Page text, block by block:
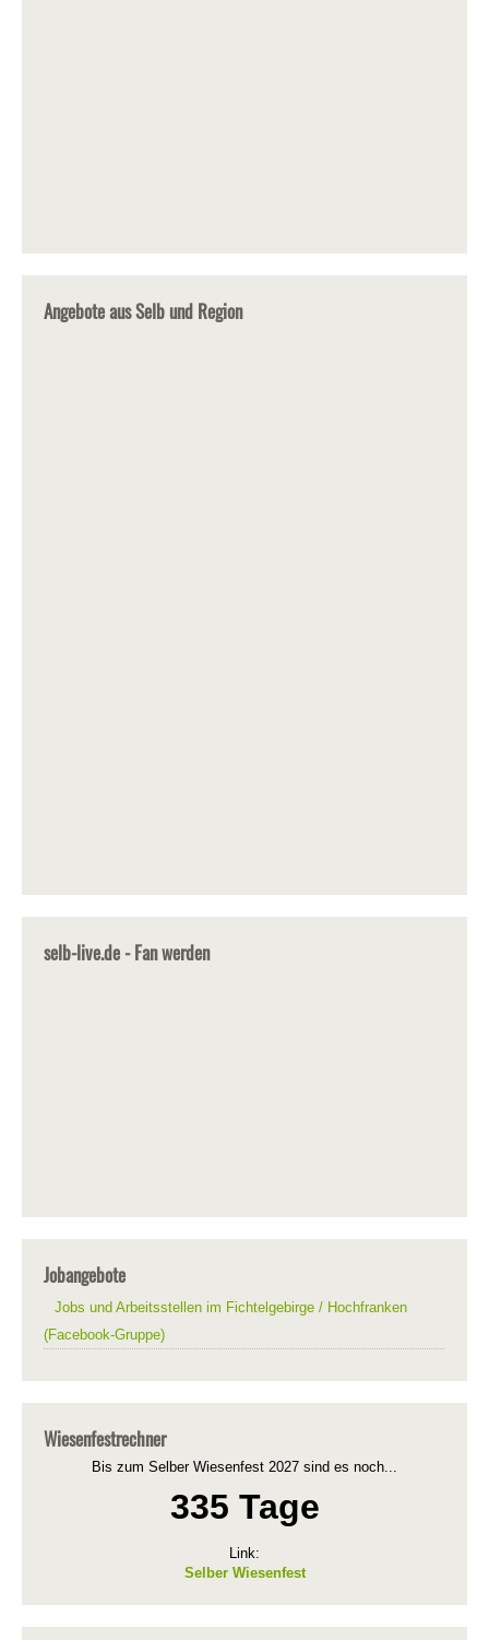
Angebote aus Selb und Region
selb-live.de - Fan werden
Jobangebote
Jobs und Arbeitsstellen im Fichtelgebirge / Hochfranken
(Facebook-Gruppe)
Wiesenfestrechner
Bis zum Selber Wiesenfest 2027 sind es noch...
335 Tage
Link:
Selber Wiesenfest